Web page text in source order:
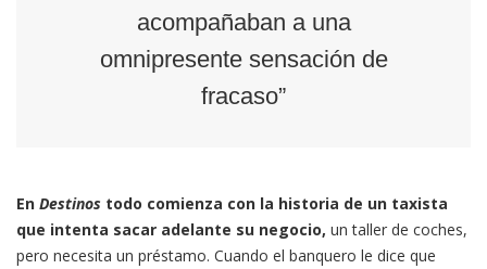
acompañaban a una
omnipresente sensación de
fracaso”
En Destinos todo comienza con la historia de un taxista
que intenta sacar adelante su negocio, un taller de coches,
pero necesita un préstamo. Cuando el banquero le dice que